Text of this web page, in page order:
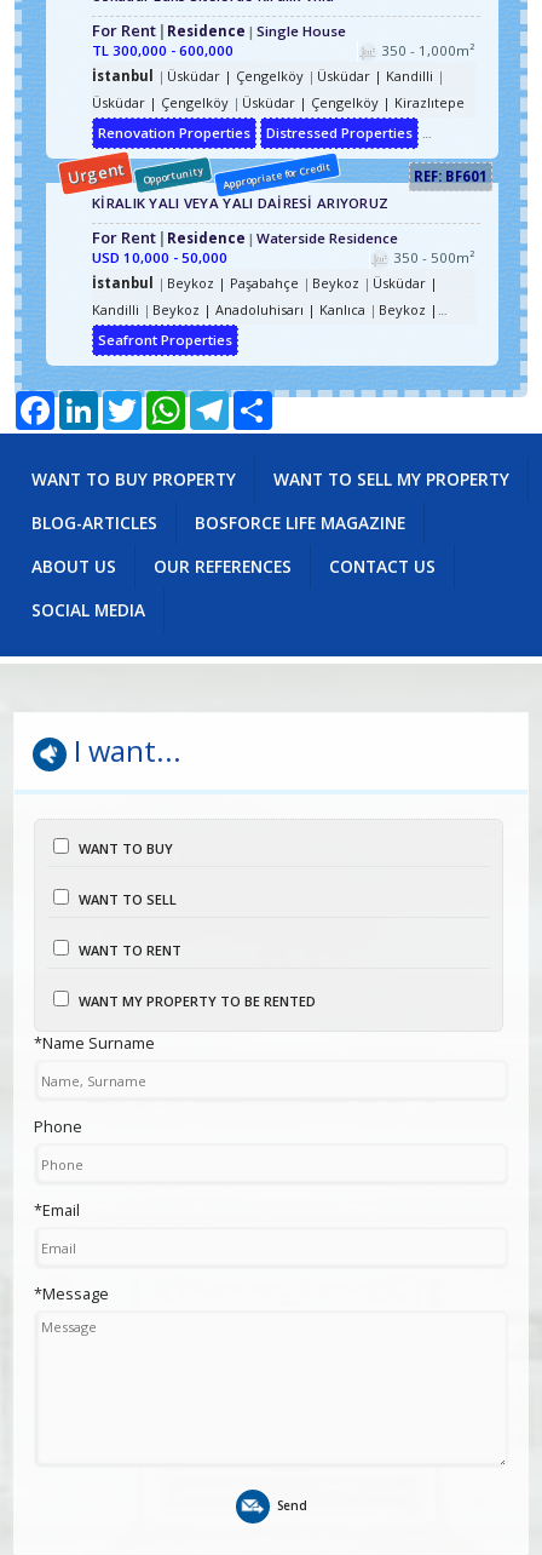
For Rent Residence
Single House
TL 300,000 - 600,000
350 - 1,000m²
İstanbul
Üsküdar | Çengelköy
Üsküdar | Kandilli
Üsküdar | Çengelköy
Üsküdar | Çengelköy | Kirazlıtepe
Renovation Properties
Distressed Properties Custom Build
Urgent Opportunity Appropriate for Credit
KİRALIK YALI VEYA YALI DAİRESİ ARIYORUZ
For Rent Residence Waterside Residence
REF: BF601
USD 10,000 - 50,000
350 - 500m²
İstanbul
Beykoz | Paşabahçe Beykoz
Üsküdar |
Kandilli
Beykoz | Anadoluhisarı | Kanlıca
Beykoz |
Anadoluhisarı
Üsküdar | Çengelköy
Beylerbeyi
Üsküdar | Kuzguncuk
Beykoz | Merkez
Beykoz | Gümüşsuyu
Beykoz | Paşabahçe | İncirköy
Beykoz | Paşabahçe
Beykoz | Çubuklu
Anadolu Hisarı
Beykoz | Göksu
Üsküdar | Kandilli |
Çengelköy
Üsküdar | Beylerbeyi
Üsküdar | Kuzguncuk
Bağlarbaşı | İcadiye
Üsküdar | Fıstıkağacı | İcadiye
Üsküdar | Merkez | İcadiye
Seafront Properties
WANT TO BUY PROPERTY
WANT TO SELL MY PROPERTY
BLOG-ARTICLES
BOSFORCE LIFE MAGAZINE
ABOUT US
OUR REFERENCES
CONTACT US
SOCIAL MEDIA
I want...
WANT TO BUY
WANT TO SELL
WANT TO RENT
WANT MY PROPERTY TO BE RENTED
*Name Surname
Phone
*Email
*Message
Send
FacebookLinkedInTwitterWhatsAppTelegramShare